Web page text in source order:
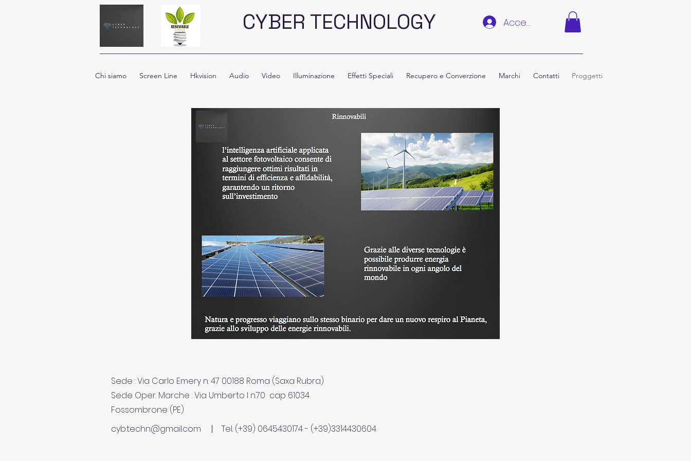
CYBER TECHNOLOGY Accedi
Chi siamo Screen Line Hkvision Audio Video Illuminazione Effetti Speciali Recupero e Converzione Marchi Contatti Proggetti
Sede : Via Carlo Emery n. 47 00188 Roma (Saxa Rubra)
Sede Oper. Marche : Via Umberto I n.70 cap 61034
Fossombrone (PE)
cyb.techn@gmail.com
Tel. (+39) 0645430174 - (+39)3314430604